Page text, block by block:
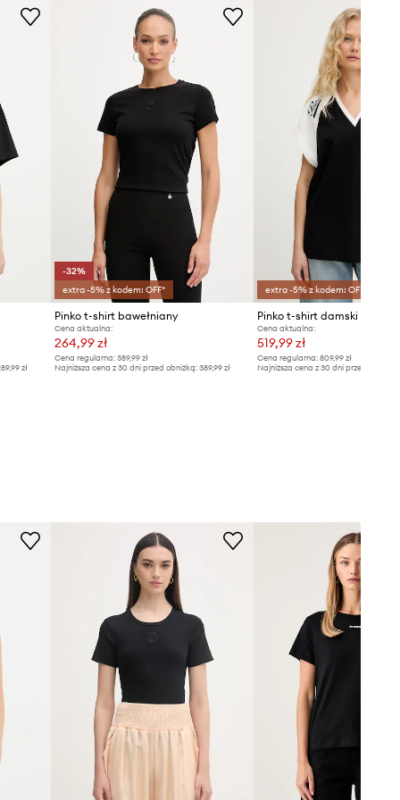
Rozmiarówka standardowa
Zalecamy wybór rozmiaru, jaki nosisz
zazwyczaj.
Rozmiary prezentowane w sklepie
zostały przeliczone na standardową,
europejską tabelę rozmiarową. Na
metce dostarczonego produktu
znajduje się oryginalne oznaczenie
producenta.
Tabela rozmiarów
zł
-32%
extra -5% z kodem: OFF*
Pinko t-shirt bawełniany
Cena aktualna:
264,99 zł
Cena regularna:389,99 zł
Najniższa cena z 30 dni przed obniżką:389,99 zł
extra -5% z kodem: OFF*
Pinko t-shirt damski
Cena aktualna:
519,99 zł
Cena regularna: 809,99 zł
Najniższa cena z 30 dni przed obniżką: